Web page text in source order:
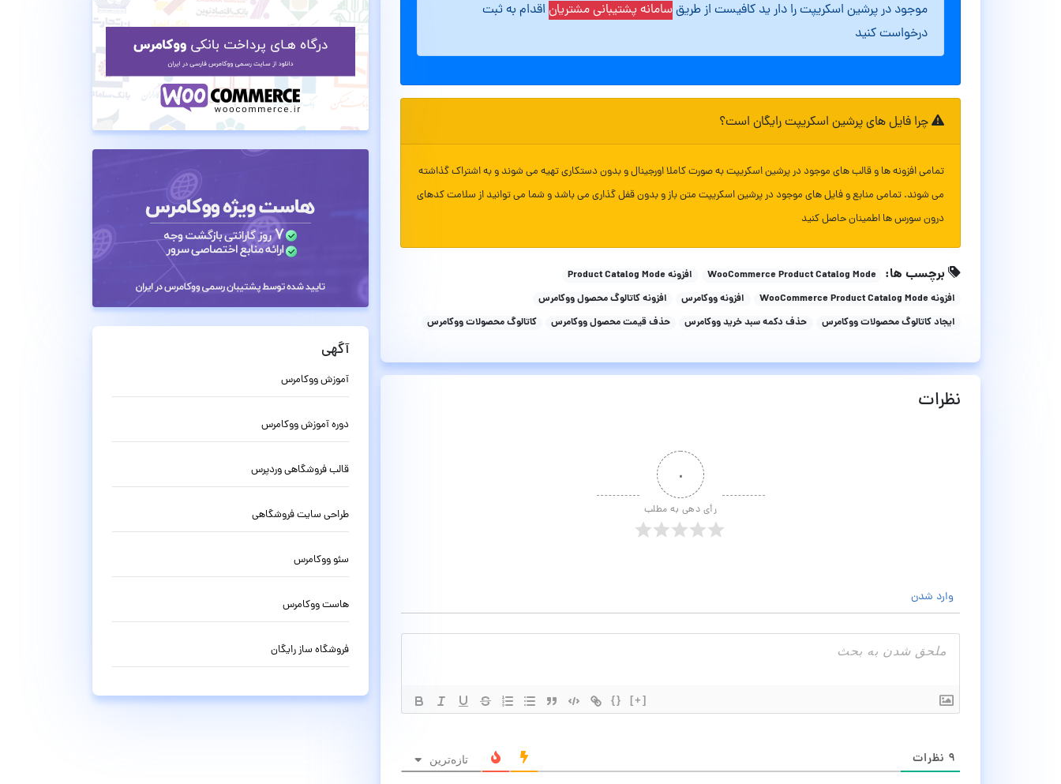
موجود در پرشین اسکریپت را دار ید کافیست از طریقسامانه پشتیبانی مشتریان اقدام به ثبت
درخواست کنید
چرا فایل های پرشین اسکریپت رایگان است؟
تمامی افزونه ها و قالب های موجود در پرشین اسکریپت به صورت کاملا اورجینال و بدون دستکاری تهیه می شوند و به اشتراک گذاشته
می شوند. تمامی منابع و فایل های موجود در پرشین اسکریپت متن باز و بدون قفل گذاری می باشد و شما می توانید از سلامت کدهای
درون سورس ها اطمینان حاصل کنید
برچسب ها: WooCommerce Product Catalog Mode
افزونه Product Catalog Mode
افزونه WooCommerce Product Catalog Mode
افزونه ووکامرس
افزونه کاتالوگ محصول ووکامرس
ایجاد کاتالوگ محصولات ووکامرس
حذف دکمه سبد خرید ووکامرس حذف قیمت محصول ووکامرس کاتالوگ محصولات ووکامرس
نظرات
۰
رأی دهی به مطلب
وارد شدن
{} [+]
۹ نظرات تازه‌ترین
آگهی
آموزش ووکامرس
دوره آموزش ووکامرس
قالب فروشگاهی وردپرس
طراحی سایت فروشگاهی
سئو ووکامرس
هاست ووکامرس
فروشگاه ساز رایگان